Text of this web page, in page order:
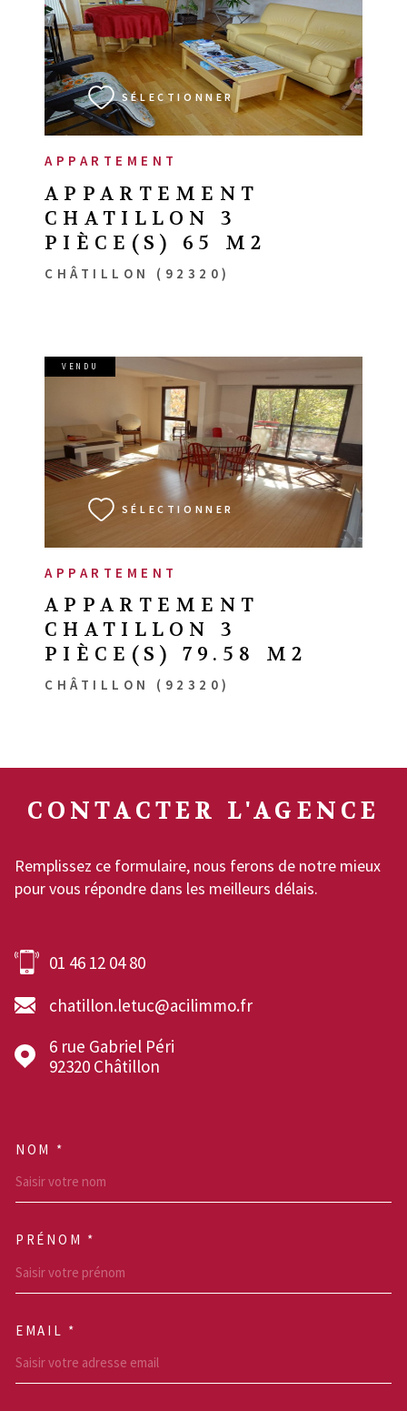
APPARTEMENT
APPARTEMENT
CHATILLON 3
PIÈCE(S) 65 M2
CHÂTILLON (92320)
SÉLECTIONNER
VOIR LE BIEN
APPARTEMENT
APPARTEMENT
CHATILLON 3
PIÈCE(S) 79.58 M2
CHÂTILLON (92320)
VENDU
SÉLECTIONNER
VOIR LE BIEN
CONTACTER L'AGENCE
Remplissez ce formulaire, nous ferons de notre mieux
pour vous répondre dans les meilleurs délais.
01 46 12 04 80
chatillon.letuc@acilimmo.fr
6 rue Gabriel Péri
92320
Châtillon
NOM *
PRÉNOM *
EMAIL *